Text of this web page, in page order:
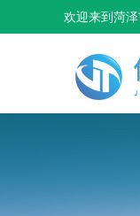
欢迎来到菏